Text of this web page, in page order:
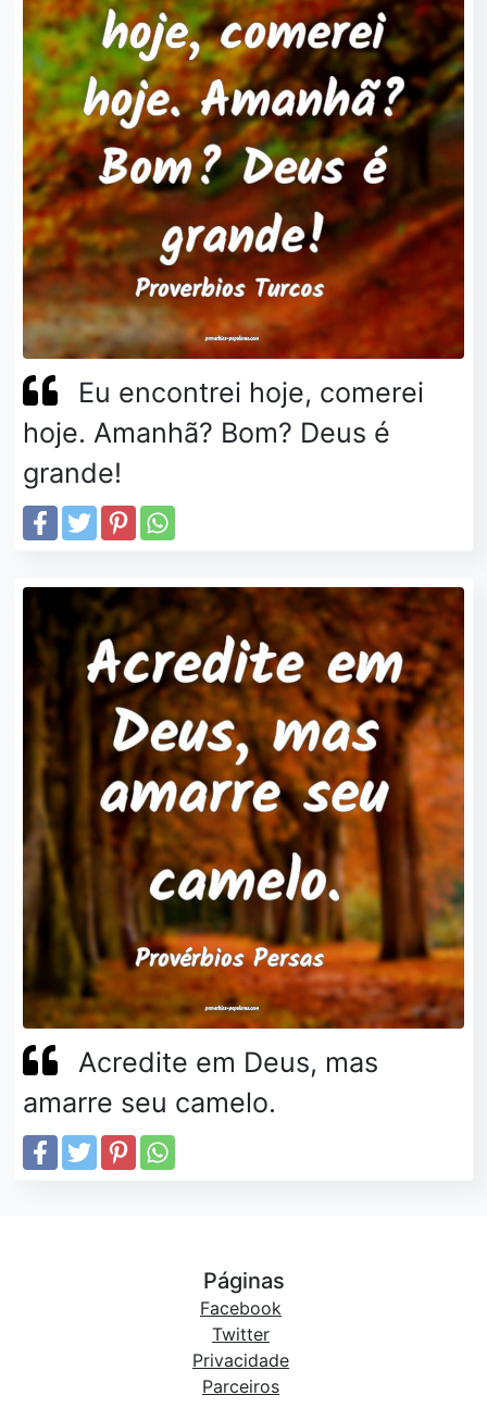
Eu encontrei hoje, comerei
hoje. Amanhã? Bom? Deus é
grande!
Acredite em Deus, mas
amarre seu camelo.
Páginas
Facebook
Twitter
Privacidade
Parceiros